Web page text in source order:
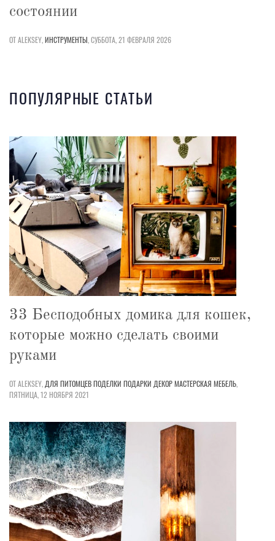
состоянии
ОТ ALEKSEY,ИНСТРУМЕНТЫ,СУББОТА, 21 ФЕВРАЛЯ 2026
ПОПУЛЯРНЫЕ СТАТЬИ
33 Бесподобных домика для кошек,
которые можно сделать своими
руками
ОТ ALEKSEY, ДЛЯ ПИТОМЦЕВПОДЕЛКИ ПОДАРКИ ДЕКОРМАСТЕРСКАЯ МЕБЕЛЬ,
ПЯТНИЦА, 12 НОЯБРЯ 2021